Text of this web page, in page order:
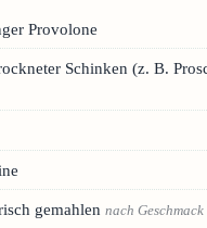
Provolone
Schinken (z. B.
gemahlen nach Geschmack